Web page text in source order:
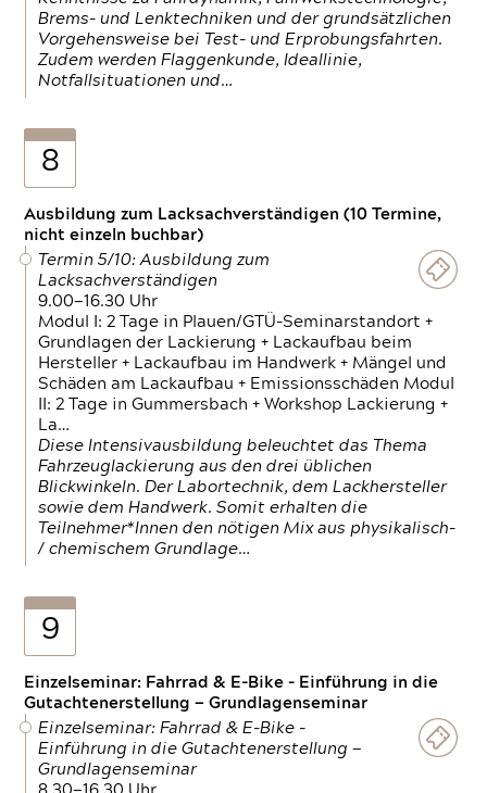
Brems- und Lenktechniken und der grundsätzlichen
Vorgehensweise bei Test- und Erprobungsfahrten.
Zudem werden Flaggenkunde, Ideallinie,
Notfallsituationen und…
8
Ausbildung zum Lacksachverständigen (10 Termine,
nicht einzeln buchbar)
Termin 5/10: Ausbildung zum
Lacksachverständigen
9.00—16.30 Uhr
Modul I: 2 Tage in Plauen/GTÜ-Seminarstandort +
Grundlagen der Lackierung + Lackaufbau beim
Hersteller + Lackaufbau im Handwerk + Mängel und
Schäden am Lackaufbau + Emissionsschäden Modul
II: 2 Tage in Gummersbach + Workshop Lackierung +
La…
Diese Intensivausbildung beleuchtet das Thema
Fahrzeuglackierung aus den drei üblichen
Blickwinkeln. Der Labortechnik, dem Lackhersteller
sowie dem Handwerk. Somit erhalten die
Teilnehmer*Innen den nötigen Mix aus physikalisch-
/ chemischem Grundlage…
9
Einzelseminar: Fahrrad & E-Bike - Einführung in die
Gutachtenerstellung — Grundlagenseminar
Einzelseminar: Fahrrad & E-Bike -
Einführung in die Gutachtenerstellung —
Grundlagenseminar